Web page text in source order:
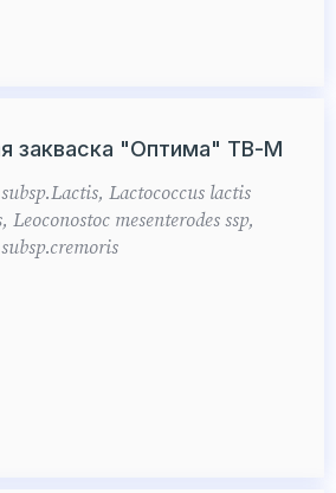
закваска "Оптима" ТВ-М
Lactococcus lactis
mesenterodes ssp,